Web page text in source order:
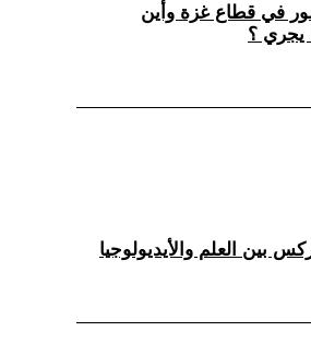
في قطاع غزة وأين
يجري ؟